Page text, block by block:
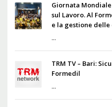
Giornata
sul Lavoro. Al
e la gestione
...
TRM TV – Bari:
Formedil
...